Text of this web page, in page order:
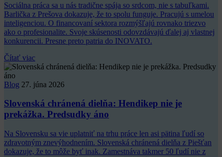
Sociálna práca sa u nás tradične spája so srdcom, nie s tabuľkami.
Barlička z Prešova dokazuje, že to spolu funguje. Pracujú s umelou
inteligenciou. O financovaní sektora rozmýšľajú rovnako triezvo
ako o profesionalite. Svoje skúsenosti odovzdávajú ďalej aj vlastnej
konkurencii. Presne preto patria do INOVATO.
Čítať viac
Blog 27. júna 2026
Slovenská chránená dielňa: Hendikep nie je
prekážka. Predsudky áno
Na Slovensku sa vie uplatniť na trhu práce len asi pätina ľudí so
zdravotným znevýhodnením. Slovenská chránená dielňa z Piešťan
dokazuje, že to môže byť inak. Zamestnáva takmer 50 ľudí nie z